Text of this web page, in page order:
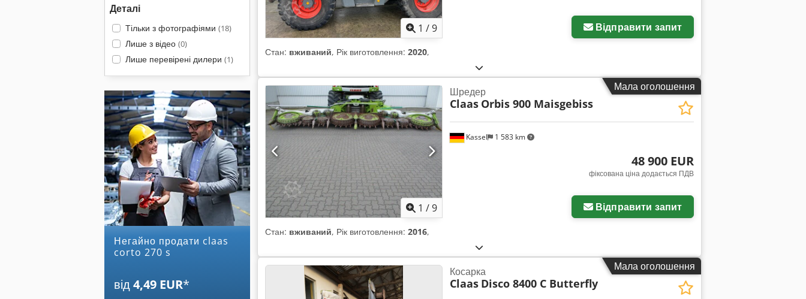
Деталі
Тільки з фотографіями (18)
Лише з відео (0)
Лише перевірені дилери (1)
Негайно продати claas
corto 270 s
від4,49 EUR*
1 /9 Відправити запит
Стан: вживаний, Рік виготовлення: 2020,
Мала оголошення
1 /9
Kassel 1 583 km
Шредер
Claas Orbis 900 Maisgebiss
48 900 EUR
фіксована ціна додається ПДВ
Відправити запит
Стан: вживаний, Рік виготовлення: 2016,
Мала оголошення
Косарка
Claas Disco 8400 C Butterfly